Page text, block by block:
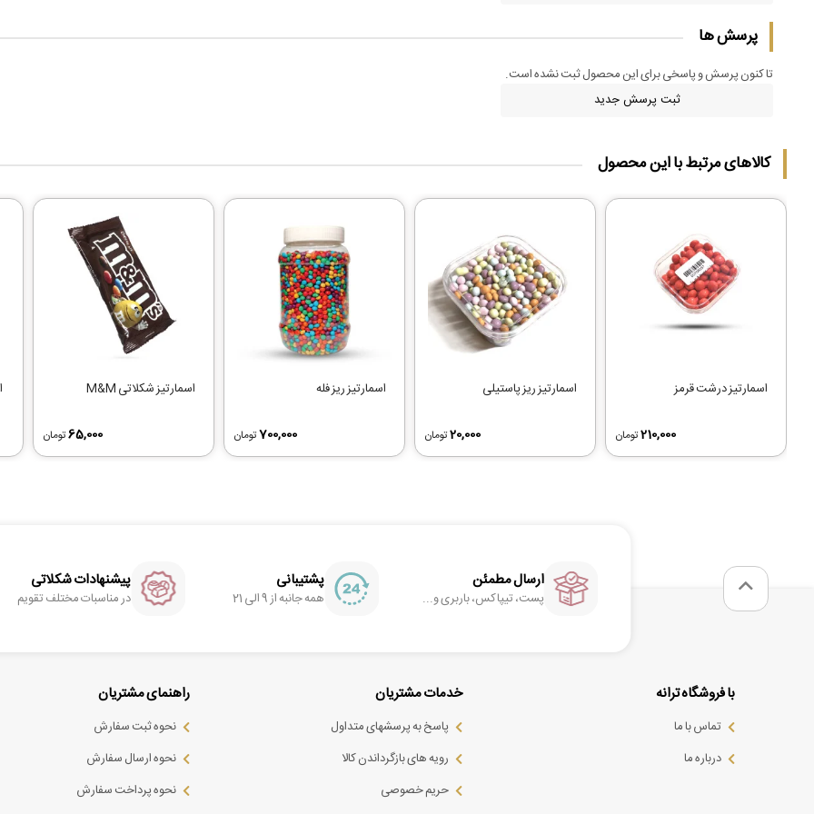
پرسش ها
تا کنون پرسش و پاسخی برای این محصول ثبت نشده است.
ثبت پرسش جدید
کالاهای مرتبط با این محصول
اسمارتیز درشت قرمز
210,000تومان
اسمارتیز ریز پاستیلی
20,000تومان
اسمارتیز ریز فله
700,000تومان
اسمارتیز شکلاتی M&M
65,000تومان
ارسال مطمئن
پست، تیپاکس، باربری و...
پشتیبانی
همه جانبه از 9 الی 21
پیشنهادات شکلاتی
در مناسبات مختلف تقویم
با فروشگاه ترانه
تماس با ما
درباره ما
خدمات مشتریان
پاسخ به پرسشهای متداول
رویه های بازگرداندن کالا
حریم خصوصی
راهنمای مشتریان
نحوه ثبت سفارش
نحوه ارسال سفارش
نحوه پرداخت سفارش